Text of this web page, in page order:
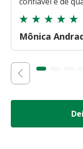
Mônica